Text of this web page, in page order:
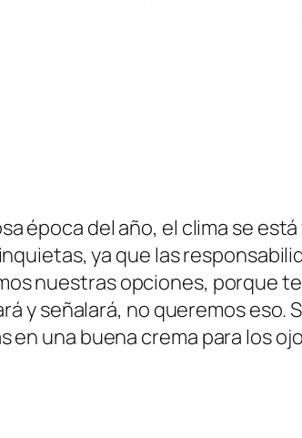
época del año, el clima se
ya que las
nuestras opciones, porque
y señalará, no queremos eso.
una buena crema para los